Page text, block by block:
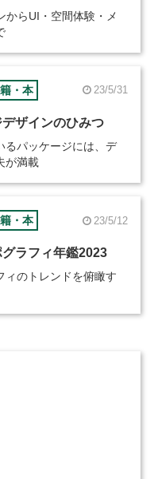
からUI・空間体験・メ
・本 23/5/31
ザインのひみつ
るパッケージには、デ
が満載
・本 23/5/12
グラフィ年鑑2023
ィのトレンドを俯瞰す